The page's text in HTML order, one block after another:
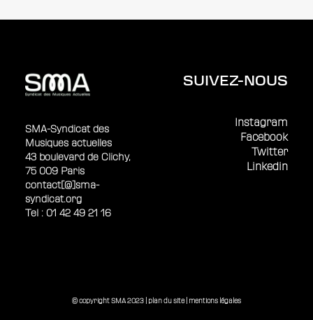
SMA-Syndicat des
Musiques actuelles
43 boulevard de Clichy,
75 009 Paris
contact[@]sma-
syndicat.org
Tel : 01 42 49 21 16
SUIVEZ-NOUS
Instagram
Facebook
Twitter
Linkedin
© copyright SMA 2023 | plan du site| mentions légales